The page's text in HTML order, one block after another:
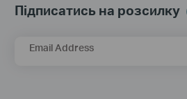
Підписатись на розсилку
Email Address